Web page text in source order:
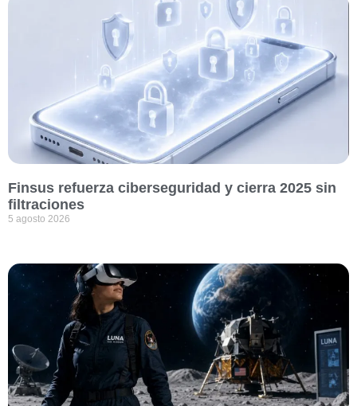
Finsus refuerza ciberseguridad y cierra 2025 sin
filtraciones
5 agosto 2026